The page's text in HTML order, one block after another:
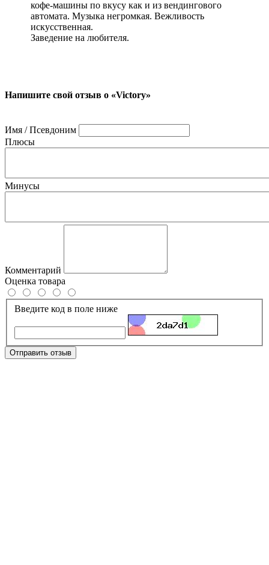
кофе-машины по вкусу как и из вендингового
автомата. Музыка негромкая. Вежливость
искусственная.
Заведение на любителя.
Напишите свой отзыв о «Victory»
Имя / Псевдоним
Плюсы
Минусы
Комментарий
Оценка товара
Введите код в поле ниже
Отправить отзыв